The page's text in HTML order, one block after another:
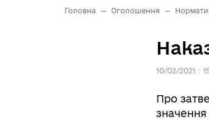
Головна — Оголошення —
10/02/2021 :
Про
значення